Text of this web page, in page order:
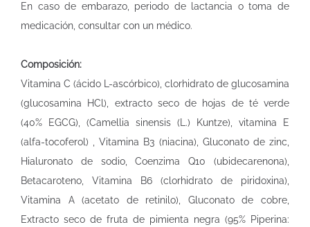
En caso de embarazo, periodo de lactancia o toma de
medicación, consultar con un médico.
Composición:
Vitamina C (ácido L-ascórbico), clorhidrato de glucosamina
(glucosamina HCl), extracto seco de hojas de té verde
(40% EGCG), (Camellia sinensis (L.) Kuntze), vitamina E
(alfa-tocoferol) , Vitamina B3 (niacina), Gluconato de zinc,
Hialuronato de sodio, Coenzima Q10 (ubidecarenona),
Betacaroteno, Vitamina B6 (clorhidrato de piridoxina),
Vitamina A (acetato de retinilo), Gluconato de cobre,
Extracto seco de fruta de pimienta negra (95% Piperina: